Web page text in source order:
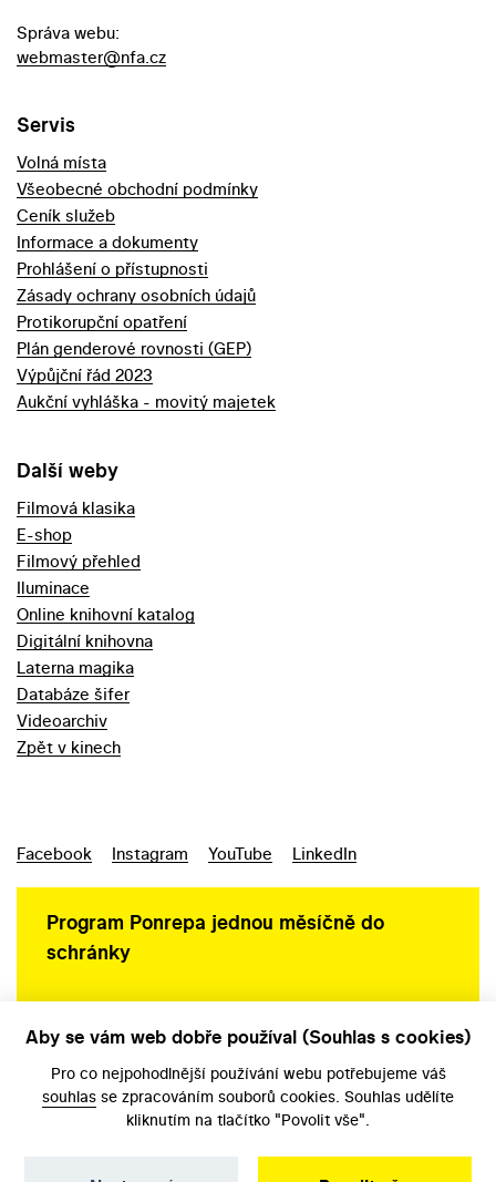
Správa webu:
webmaster@nfa.cz
Servis
Volná místa
Všeobecné obchodní podmínky
Ceník služeb
Informace a dokumenty
Prohlášení o přístupnosti
Zásady ochrany osobních údajů
Protikorupční opatření
Plán genderové rovnosti (GEP)
Výpůjční řád 2023
Aukční vyhláška - movitý majetek
Další weby
Filmová klasika
E-shop
Filmový přehled
Iluminace
Online knihovní katalog
Digitální knihovna
Laterna magika
Databáze šifer
Videoarchiv
Zpět v kinech
Facebook Instagram YouTube LinkedIn
Program Ponrepa jednou měsíčně do
schránky
Aby se vám web dobře používal (Souhlas s cookies)
Pro co nejpohodlnější používání webu potřebujeme váš
souhlas se zpracováním souborů cookies. Souhlas udělíte
kliknutím na tlačítko "Povolit vše".